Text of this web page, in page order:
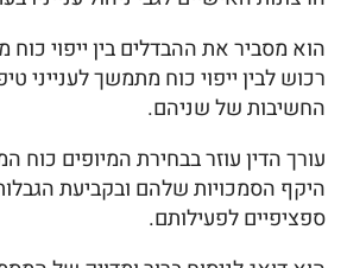
הוא מסביר את ההבדלים בין ייפוי כוח
רכוש לבין ייפוי כוח מתמשך לענייני
החשיבות של שניהם.
עורך הדין עוזר בבחירת המיופים כוח
היקף הסמכויות שלהם ובקביעת
ספציפיים לפעילותם.